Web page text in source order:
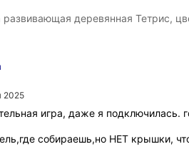
деревянная Тетрис,
2025
игра, даже я подключилась.
собираешь,но НЕТ крышки,